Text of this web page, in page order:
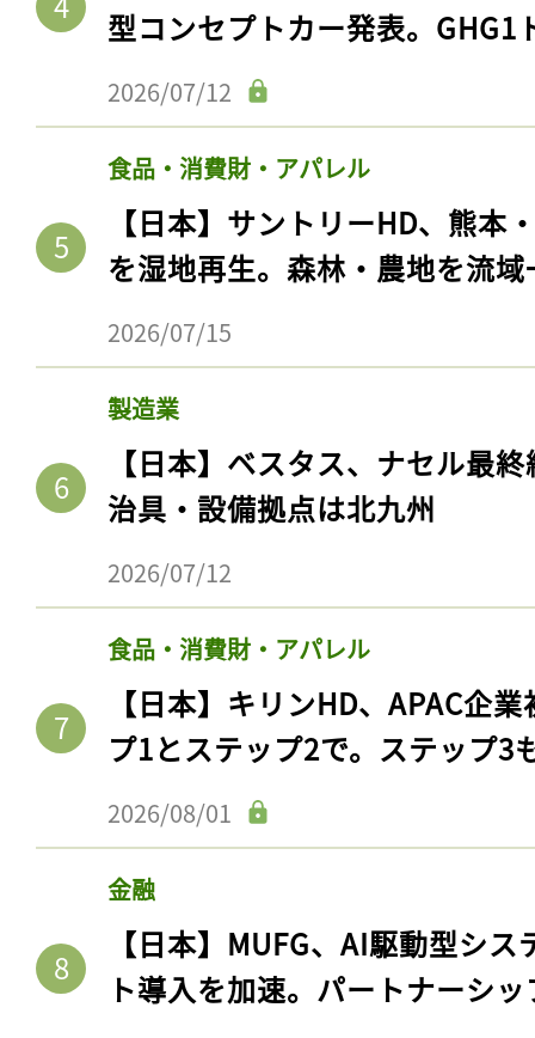
型コンセプトカー発表。GHG1
2026/07/12
食品・消費財・アパレル
【日本】サントリーHD、熊本
を湿地再生。森林・農地を流
2026/07/15
製造業
【日本】ベスタス、ナセル最
治具・設備拠点は北九州
2026/07/12
食品・消費財・アパレル
【日本】キリンHD、APAC企
プ1とステップ2で。ステップ3
2026/08/01
金融
【日本】MUFG、AI駆動型シ
ト導入を加速。パートナーシ